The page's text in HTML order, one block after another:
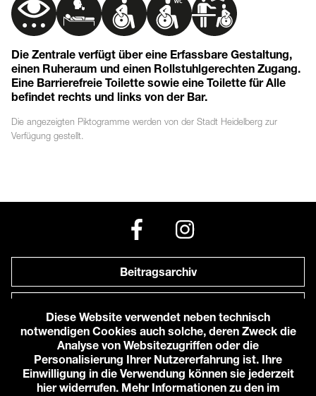
Die Zentrale verfügt über eine Erfassbare Gestaltung,
einen Ruheraum und einen Rollstuhlgerechten Zugang.
Eine Barrierefreie Toilette sowie eine Toilette für Alle
befindet rechts und links von der Bar.
Die angezeigten Piktogramme werden von der Stadt Heidelberg zur
Verfügung gestellt.
Beitragsarchiv
Anfahrt zu uns
© 2026 Karlstorbahnhof e.V.
Diese Website verwendet neben technisch
notwendigen Cookies auch solche, deren Zweck die
Analyse von Websitezugriffen oder die
Personalisierung Ihrer Nutzererfahrung ist. Ihre
Einwilligung in die Verwendung können sie jederzeit
hier widerrufen. Mehr Informationen zu den im